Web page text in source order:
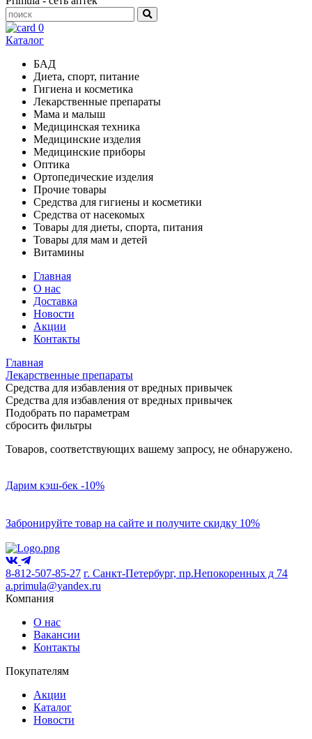
0
Каталог
БАД
Диета, спорт, питание
Гигиена и косметика
Лекарственные препараты
Мама и малыш
Медицинская техника
Медицинские изделия
Медицинские приборы
Оптика
Ортопедические изделия
Прочие товары
Средства для гигиены и косметики
Средства от насекомых
Товары для диеты, спорта, питания
Товары для мам и детей
Витамины
Главная
О нас
Доставка
Новости
Акции
Контакты
Главная
Лекарственные препараты
Средства для избавления от вредных привычек
Средства для избавления от вредных привычек
Подобрать по параметрам
сбросить фильтры
Товаров, соответствующих вашему запросу, не обнаружено.
Дарим кэш-бек -10%
Забронируйте товар на сайте и получите скидку 10%
8-812-507-85-27 г. Санкт-Петербург, пр.Непокоренных д 74
a.primula@yandex.ru
Компания
О нас
Вакансии
Контакты
Покупателям
Акции
Каталог
Новости